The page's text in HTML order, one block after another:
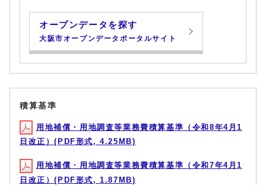
オープンデータを探す
大阪市オープンデータポータルサイト
積算基準
用地補償・用地調査等業務費積算基準（令和8年4月1
日改正）(PDF形式, 4.25MB)
用地補償・用地調査等業務費積算基準（令和7年4月1
日改正）(PDF形式, 1.87MB)